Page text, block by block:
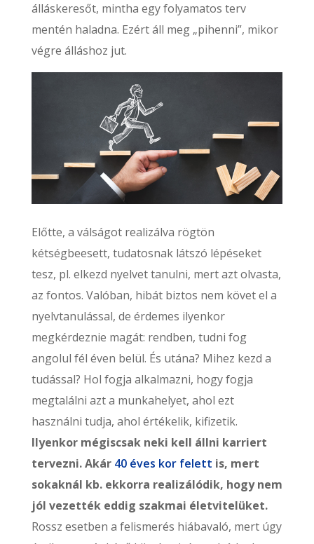
álláskeresőt, mintha egy folyamatos terv
mentén haladna. Ezért áll meg „pihenni”, mikor
végre álláshoz jut.
Előtte, a válságot realizálva rögtön
kétségbeesett, tudatosnak látszó lépéseket
tesz, pl. elkezd nyelvet tanulni, mert azt olvasta,
az fontos. Valóban, hibát biztos nem követ el a
nyelvtanulással, de érdemes ilyenkor
megkérdeznie magát: rendben, tudni fog
angolul fél éven belül. És utána? Mihez kezd a
tudással? Hol fogja alkalmazni, hogy fogja
megtalálni azt a munkahelyet, ahol ezt
használni tudja, ahol értékelik, kifizetik.
Ilyenkor mégiscsak neki kell állni karriert
tervezni. Akár 40 éves kor felett is, mert
sokaknál kb. ekkorra realizálódik, hogy nem
jól vezették eddig szakmai életvitelüket.
Rossz esetben a felismerés hiábavaló, mert úgy